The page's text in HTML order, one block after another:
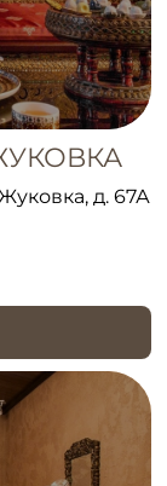
д. 67А